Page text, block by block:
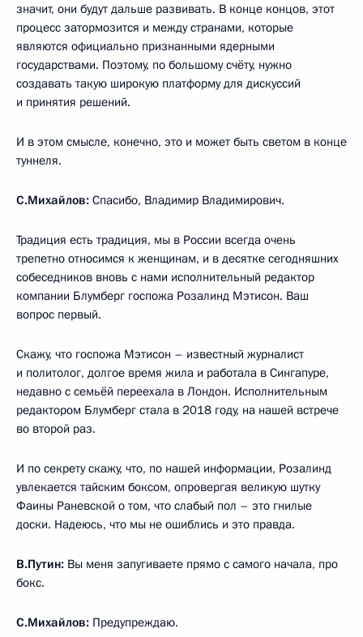
значит, они будут дальше развивать. В конце концов, этот
процесс затормозится и между странами, которые
являются официально признанными ядерными
государствами. Поэтому, по большому счёту, нужно
создавать такую широкую платформу для дискуссий
и принятия решений.
И в этом смысле, конечно, это и может быть светом в конце
туннеля.
С.Михайлов: Спасибо, Владимир Владимирович.
Традиция есть традиция, мы в России всегда очень
трепетно относимся к женщинам, и в десятке сегодняшних
собеседников вновь с нами исполнительный редактор
компании Блумберг госпожа Розалинд Мэтисон. Ваш
вопрос первый.
Скажу, что госпожа Мэтисон – известный журналист
и политолог, долгое время жила и работала в Сингапуре,
недавно с семьёй переехала в Лондон. Исполнительным
редактором Блумберг стала в 2018 году, на нашей встрече
во второй раз.
И по секрету скажу, что, по нашей информации, Розалинд
увлекается тайским боксом, опровергая великую шутку
Фаины Раневской о том, что слабый пол – это гнилые
доски. Надеюсь, что мы не ошиблись и это правда.
В.Путин: Вы меня запугиваете прямо с самого начала, про
бокс.
С.Михайлов: Предупреждаю.